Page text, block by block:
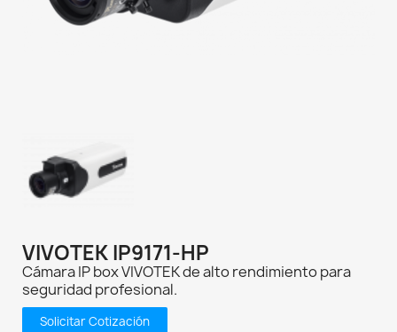
VIVOTEK IP9171-HP
Cámara IP box VIVOTEK de alto rendimiento para
seguridad profesional.
Solicitar Cotización